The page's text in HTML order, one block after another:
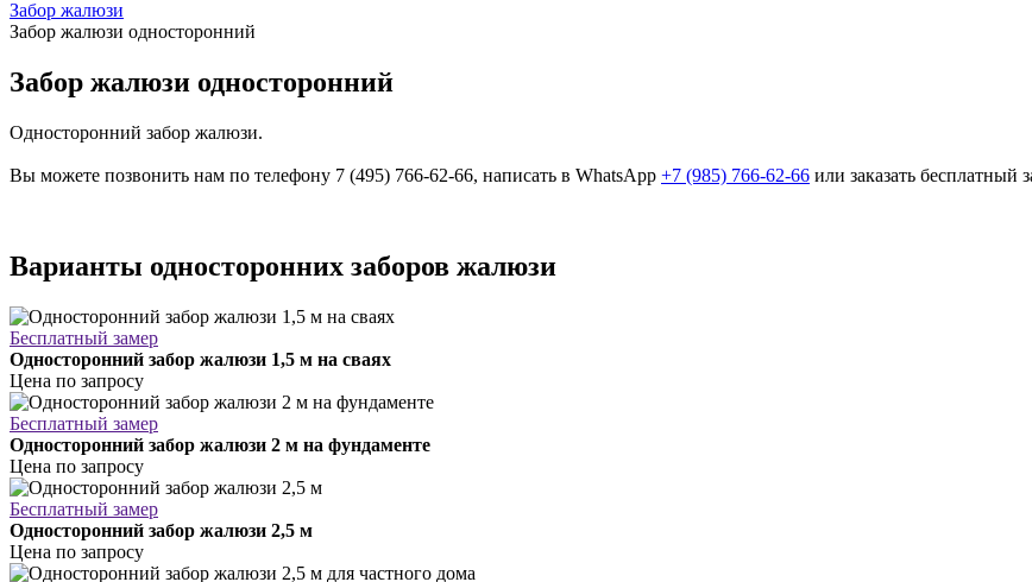
Забор жалюзи
Забор жалюзи односторонний
Забор жалюзи односторонний
Односторонний забор жалюзи.
Вы можете позвонить нам по телефону 7 (495) 766-62-66, написать в WhatsApp +7 (985) 766-62-66 или заказать бесплатный
Варианты односторонних заборов жалюзи
Бесплатный замер
Односторонний забор жалюзи 1,5 м на сваях
Цена по запросу
Бесплатный замер
Односторонний забор жалюзи 2 м на фундаменте
Цена по запросу
Бесплатный замер
Односторонний забор жалюзи 2,5 м
Цена по запросу